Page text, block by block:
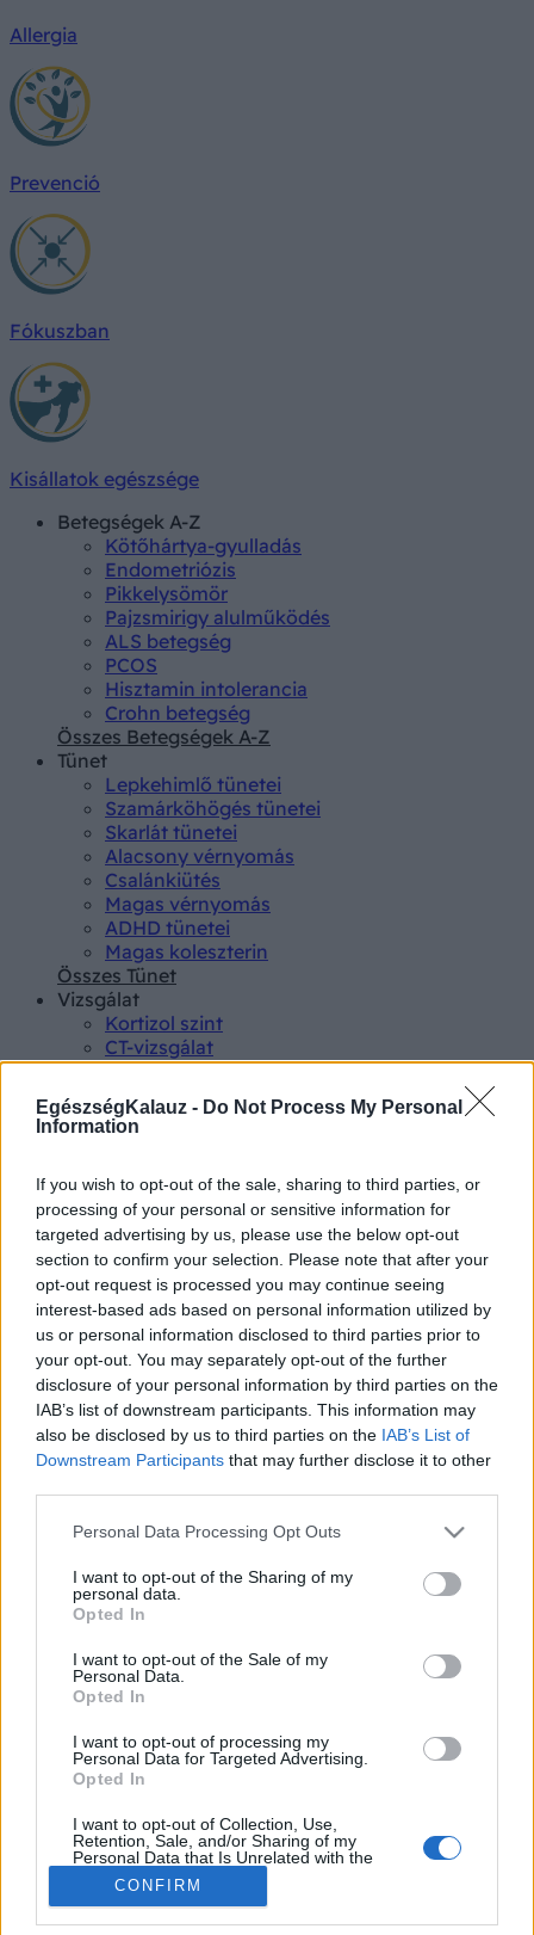
EgészségKalauz - Do Not Process My Personal
Information
If you wish to opt-out of the sale, sharing to third parties, or
processing of your personal or sensitive information for
targeted advertising by us, please use the below opt-out
section to confirm your selection. Please note that after your
opt-out request is processed you may continue seeing
interest-based ads based on personal information utilized by
us or personal information disclosed to third parties prior to
your opt-out. You may separately opt-out of the further
disclosure of your personal information by third parties on the
IAB’s list of downstream participants. This information may
also be disclosed by us to third parties on the IAB’s List of
Downstream Participants that may further disclose it to other
Please note that this website/app uses one or more Google
not limited to your visit or usage behaviour. You may click to
grant or deny consent to Google and its third-party tags to
use your data for below specified purposes in below Google
consent section.
Personal Data Processing Opt Outs
I want to opt-out of the Sharing of my
personal data.
Opted In
I want to opt-out of the Sale of my
Personal Data.
Opted In
I want to opt-out of processing my
Personal Data for Targeted Advertising.
Opted In
I want to opt-out of Collection, Use,
Retention, Sale, and/or Sharing of my
Personal Data that Is Unrelated with the
Purposes for which it was collected.
Opted Out
CONFIRM
Allergia
Prevenció
Fókuszban
Kisállatok egészsége
Betegségek A-Z
Kötőhártya-gyulladás
Endometriózis
Pikkelysömör
Pajzsmirigy alulműködés
ALS betegség
PCOS
Hisztamin intolerancia
Crohn betegség
Összes Betegségek A-Z
Tünet
Lepkehimlő tünetei
Szamárköhögés tünetei
Skarlát tünetei
Alacsony vérnyomás
Csalánkiütés
Magas vérnyomás
ADHD tünetei
Magas koleszterin
Összes Tünet
Vizsgálat
Kortizol szint
CT-vizsgálat
MR-vizsgálat
Triglicerid szint
LDL-koleszterin
EKG
Összes Vizsgálat
Kezelés
Aranyér kezelése
Kemoterápia
Szürkehályog műtét
Vízszerű hasmenés
Afta kezelése
Dagadt boka kezelése
Napallergia kezelése
Fülgyulladás kezelése
Összes Kezelés
Életmódváltás
Kutatás
Betegségek A-Z
Tünet
Vizsgálat
Kezelés
Életmódváltás
Kutatás
Hírek
Videók
Kisállatok egészsége